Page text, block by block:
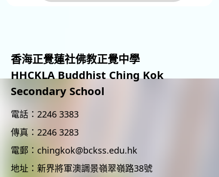
香海正覺蓮社佛教正覺中學
HHCKLA Buddhist Ching Kok
Secondary School
電話： 2246 3383
傳真： 2246 3283
電郵： chingkok@bckss.edu.hk
地址： 新界將軍澳調景嶺翠嶺路38號